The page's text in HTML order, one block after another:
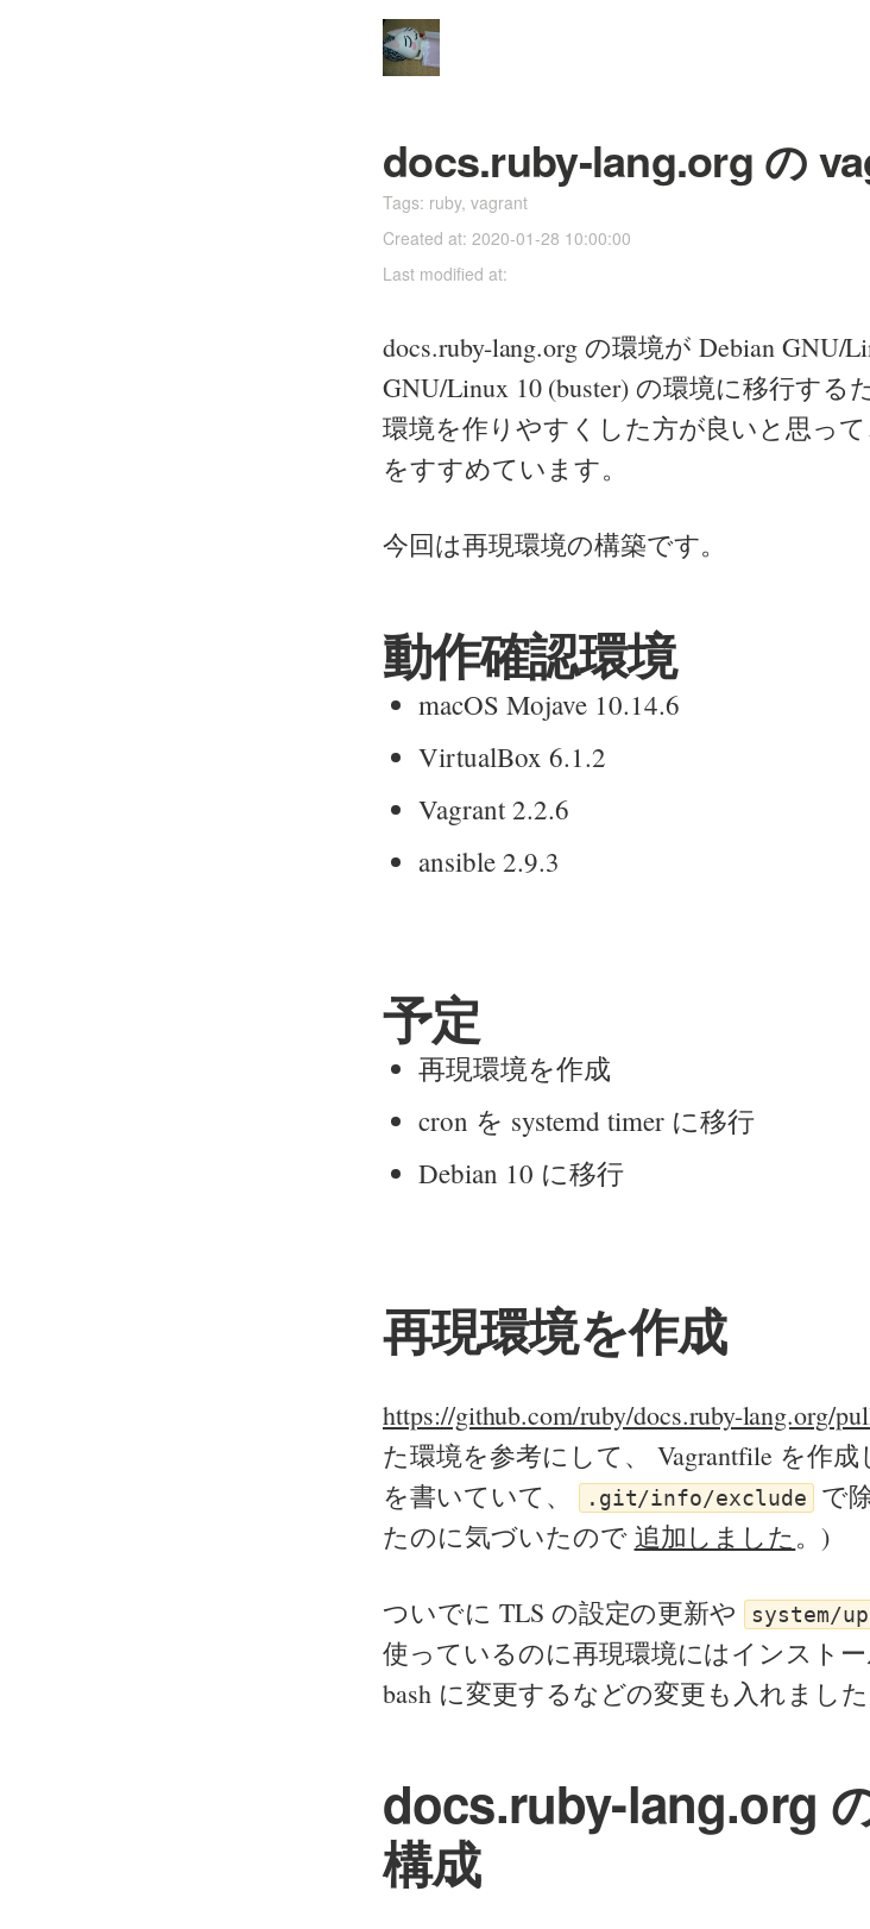
docs.ruby-lang.org の
Tags: ruby, vagrant
Created at: 2020-01-28 10:00:00
Last modified at:
docs.ruby-lang.org の環境が Debian GNU/
GNU/Linux 10 (buster) の環境に移行す
環境を作りやすくした方が良いと思って
をすすめています。
今回は再現環境の構築です。
動作確認環境
macOS Mojave 10.14.6
VirtualBox 6.1.2
Vagrant 2.2.6
ansible 2.9.3
予定
再現環境を作成
cron を systemd timer に移行
Debian 10 に移行
再現環境を作成
https://github.com/ruby/docs.ruby-lang.org/
た環境を参考にして、 Vagrantfile を作
を書いていて、
.git/info/exclude で
たのに気づいたので 追加しました 。)
ついでに TLS の設定の更新や system/
使っているのに再現環境にはインスト
bash に変更するなどの変更も入れました
docs.ruby-lang.org
構成